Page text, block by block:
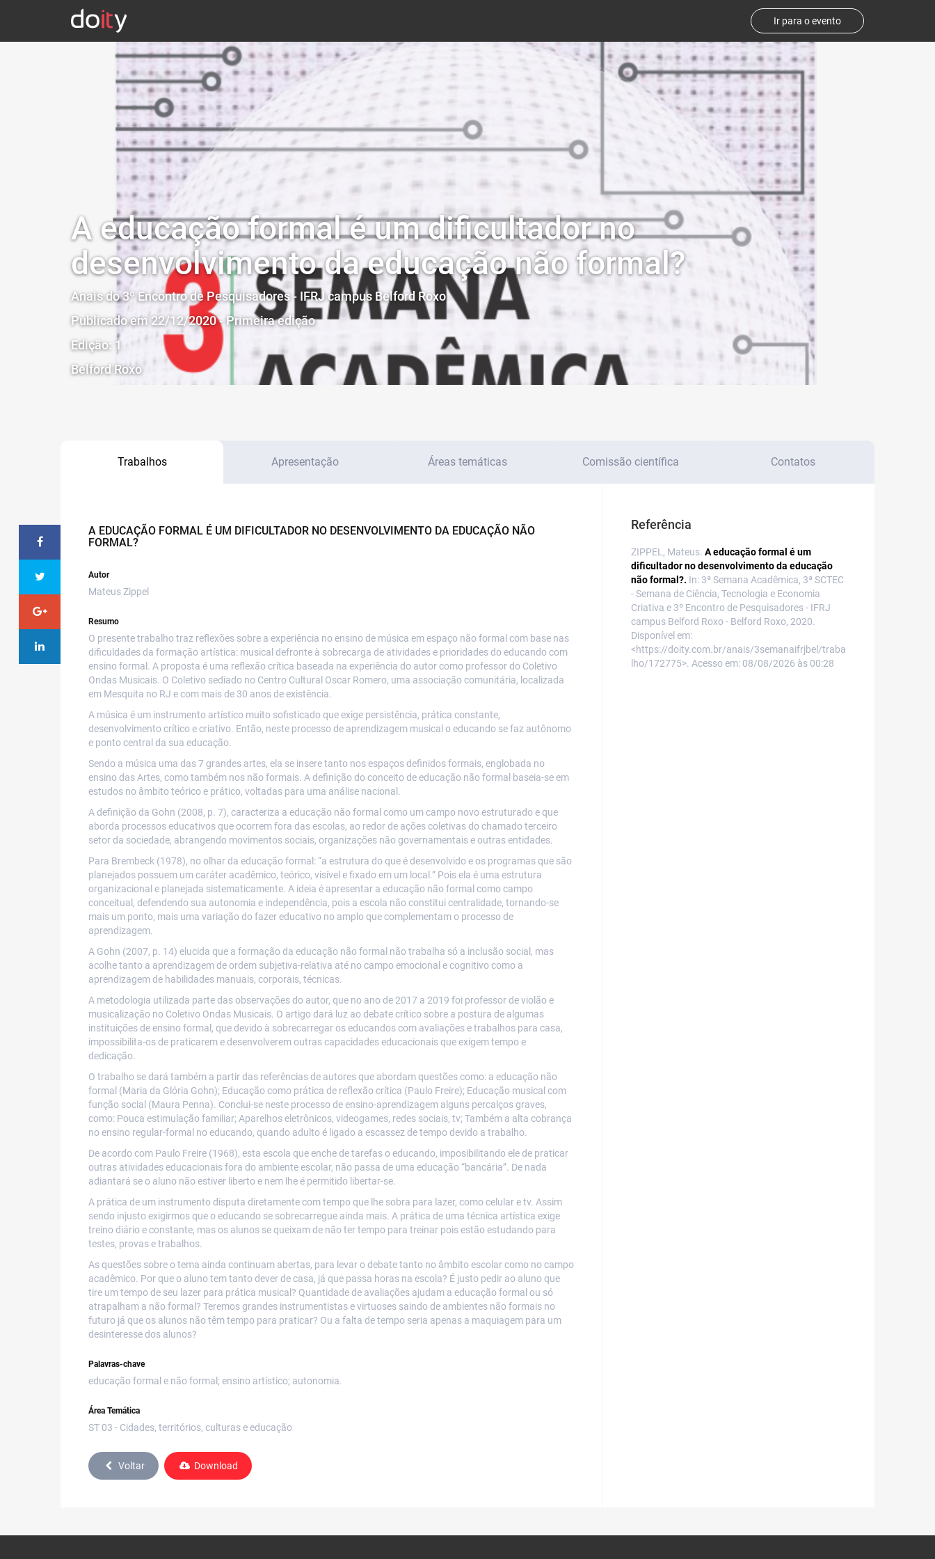
Ir para o evento
A educação formal é um dificultador no
desenvolvimento da educação não formal?
Anais do 3º Encontro de Pesquisadores - IFRJ campus Belford Roxo
Publicado em 22/12/2020 - Primeira edição
Edição: 1
Belford Roxo
Trabalhos Apresentação Áreas temáticas Comissão científica Contatos
A EDUCAÇÃO FORMAL É UM DIFICULTADOR NO DESENVOLVIMENTO DA EDUCAÇÃO NÃO
FORMAL?
Autor
Mateus Zippel
Resumo
O presente trabalho traz reflexões sobre a experiência no ensino de música em espaço não formal com base nas
dificuldades da formação artística: musical defronte à sobrecarga de atividades e prioridades do educando com
ensino formal. A proposta é uma reflexão crítica baseada na experiência do autor como professor do Coletivo
Ondas Musicais. O Coletivo sediado no Centro Cultural Oscar Romero, uma associação comunitária, localizada
em Mesquita no RJ e com mais de 30 anos de existência.
A música é um instrumento artístico muito sofisticado que exige persistência, prática constante,
desenvolvimento crítico e criativo. Então, neste processo de aprendizagem musical o educando se faz autônomo
e ponto central da sua educação.
Sendo a música uma das 7 grandes artes, ela se insere tanto nos espaços definidos formais, englobada no
ensino das Artes, como também nos não formais. A definição do conceito de educação não formal baseia-se em
estudos no âmbito teórico e prático, voltadas para uma análise nacional.
A definição da Gohn (2008, p. 7), caracteriza a educação não formal como um campo novo estruturado e que
aborda processos educativos que ocorrem fora das escolas, ao redor de ações coletivas do chamado terceiro
setor da sociedade, abrangendo movimentos sociais, organizações não governamentais e outras entidades.
Para Brembeck (1978), no olhar da educação formal: “a estrutura do que é desenvolvido e os programas que são
planejados possuem um caráter acadêmico, teórico, visível e fixado em um local.” Pois ela é uma estrutura
organizacional e planejada sistematicamente. A ideia é apresentar a educação não formal como campo
conceitual, defendendo sua autonomia e independência, pois a escola não constitui centralidade, tornando-se
mais um ponto, mais uma variação do fazer educativo no amplo que complementam o processo de
aprendizagem.
A Gohn (2007, p. 14) elucida que a formação da educação não formal não trabalha só a inclusão social, mas
acolhe tanto a aprendizagem de ordem subjetiva-relativa até no campo emocional e cognitivo como a
aprendizagem de habilidades manuais, corporais, técnicas.
A metodologia utilizada parte das observações do autor, que no ano de 2017 a 2019 foi professor de violão e
musicalização no Coletivo Ondas Musicais. O artigo dará luz ao debate crítico sobre a postura de algumas
instituições de ensino formal, que devido à sobrecarregar os educandos com avaliações e trabalhos para casa,
impossibilita-os de praticarem e desenvolverem outras capacidades educacionais que exigem tempo e
dedicação.
O trabalho se dará também a partir das referências de autores que abordam questões como: a educação não
formal (Maria da Glória Gohn); Educação como prática de reflexão crítica (Paulo Freire); Educação musical com
função social (Maura Penna). Conclui-se neste processo de ensino-aprendizagem alguns percalços graves,
como: Pouca estimulação familiar; Aparelhos eletrônicos, videogames, redes sociais, tv; Também a alta cobrança
no ensino regular-formal no educando, quando adulto é ligado a escassez de tempo devido a trabalho.
De acordo com Paulo Freire (1968), esta escola que enche de tarefas o educando, imposibilitando ele de praticar
outras atividades educacionais fora do ambiente escolar, não passa de uma educação “bancária”. De nada
adiantará se o aluno não estiver liberto e nem lhe é permitido libertar-se.
A prática de um instrumento disputa diretamente com tempo que lhe sobra para lazer, como celular e tv. Assim
sendo injusto exigirmos que o educando se sobrecarregue ainda mais. A prática de uma técnica artística exige
treino diário e constante, mas os alunos se queixam de não ter tempo para treinar pois estão estudando para
testes, provas e trabalhos.
As questões sobre o tema ainda continuam abertas, para levar o debate tanto no âmbito escolar como no campo
acadêmico. Por que o aluno tem tanto dever de casa, já que passa horas na escola? É justo pedir ao aluno que
tire um tempo de seu lazer para prática musical? Quantidade de avaliações ajudam a educação formal ou só
atrapalham a não formal? Teremos grandes instrumentistas e virtuoses saindo de ambientes não formais no
futuro já que os alunos não têm tempo para praticar? Ou a falta de tempo seria apenas a maquiagem para um
desinteresse dos alunos?
Palavras-chave
educação formal e não formal; ensino artístico; autonomia.
Área Temática
ST 03 - Cidades, territórios, culturas e educação
Voltar Download
Referência
ZIPPEL, Mateus. A educação formal é um
dificultador no desenvolvimento da educação
não formal?. In: 3ª Semana Acadêmica, 3ª SCTEC
- Semana de Ciência, Tecnologia e Economia
Criativa e 3º Encontro de Pesquisadores - IFRJ
campus Belford Roxo - Belford Roxo, 2020.
Disponível em:
<https://doity.com.br/anais/3semanaifrjbel/traba
lho/172775>. Acesso em: 08/08/2026 às 00:28